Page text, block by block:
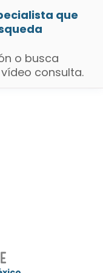
que
o busca
consulta.